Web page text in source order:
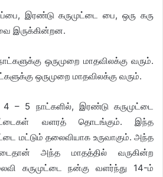
இரண்டு கருமுட்டை பை, ஒரு கரு
இருக்கின்றன.
ஒருமுறை மாதவிலக்கு வரும்.
ஒருமுறை மாதவிலக்கு வரும்.
– 5 நாட்களில், இரண்டு கருமுட்டை
வளரத் தொடங்கும். இந்த
மட்டும் தலைவியாக உருவாகும். அந்த
அந்த மாதத்தில் வருகின்ற
கருமுட்டை நன்கு வளர்ந்து 14-ம்